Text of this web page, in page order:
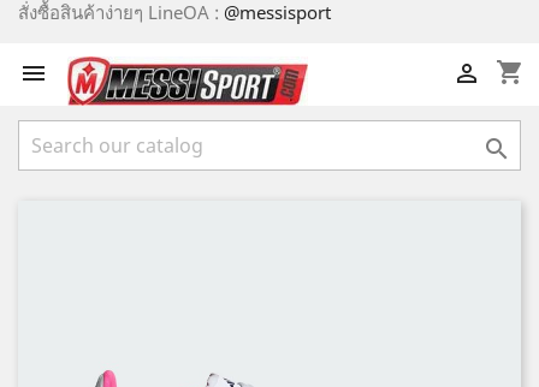
สั่งซื้อสินค้าง่ายๆ LineOA : @messisport
 shopping_cart

